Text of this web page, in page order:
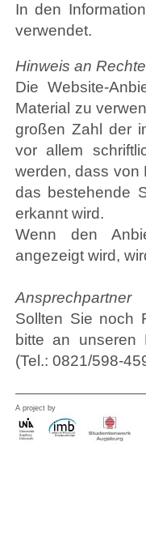
In den
verwendet.
Hinweis an
Die Website-
Material zu
großen Zahl der
vor allem
werden, dass von
das bestehende
erkannt wird.
Wenn den
angezeigt wird,
Ansprechpartner
Sollten Sie noch
bitte an unseren
(Tel.: 0821/598-
A project by